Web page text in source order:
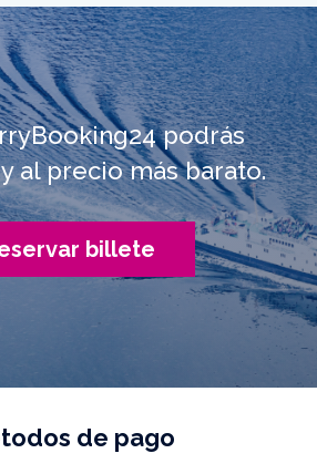
podrás
al precio más barato.
billete
de pago